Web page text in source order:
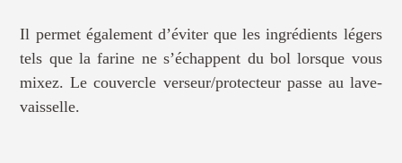
Il permet également d’éviter que les ingrédients légers
tels que la farine ne s’échappent du bol lorsque vous
mixez. Le couvercle verseur/protecteur passe au lave-
vaisselle.